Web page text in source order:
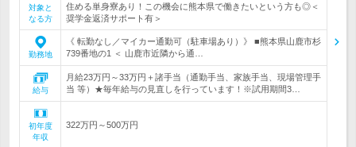
対象と
なる方
住める単身寮あり！この機会に熊本県で働きたいという方も◎＜
奨学金返済サポート有＞
勤務地
《 転勤なし／マイカー通勤可（駐車場あり）》 ■熊本県山鹿市杉
739番地の1 ＜ 山鹿市近隣から通…
給与
月給23万円～33万円＋諸手当（通勤手当、家族手当、現場管理手
当 等）★毎年給与の見直しを行っています！※試用期間3…
初年度
年収
322万円～500万円